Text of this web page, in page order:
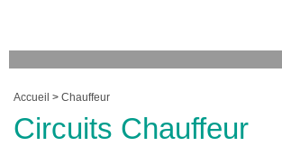
Accueil > Chauffeur
Circuits Chauffeur